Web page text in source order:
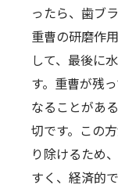
ったら、歯ブ
重曹の研磨作
して、最後に
す。重曹が残
なることがあ
切です。この
り除けるため
すく、経済的で